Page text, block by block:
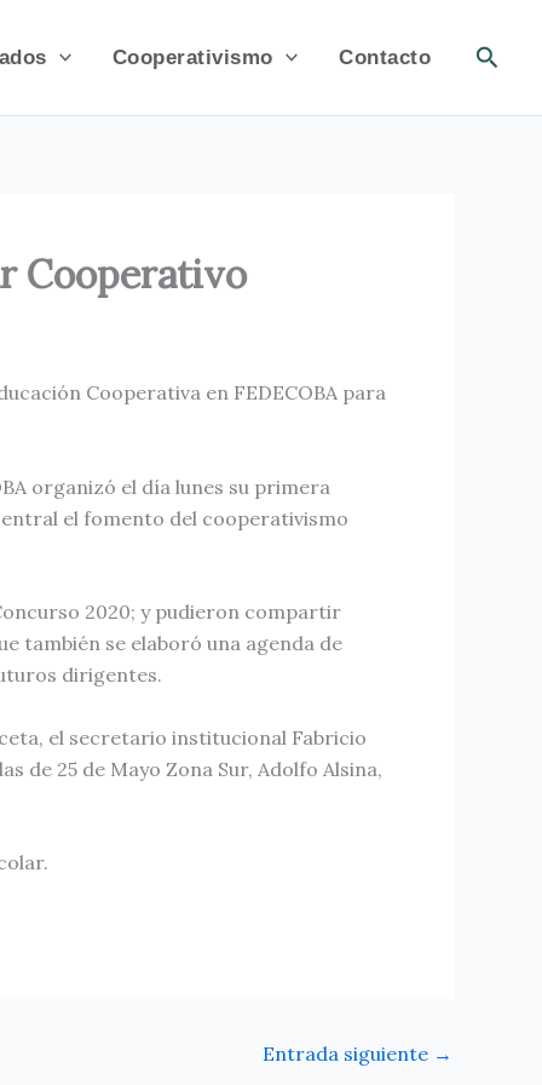
Cooperativismo Contacto
Cooperativo
Cooperativa en FEDECOBA para
organizó el día lunes su primera
el fomento del cooperativismo
2020; y pudieron compartir
también se elaboró una agenda de
dirigentes.
el secretario institucional Fabricio
de 25 de Mayo Zona Sur, Adolfo Alsina,
Entrada siguiente →